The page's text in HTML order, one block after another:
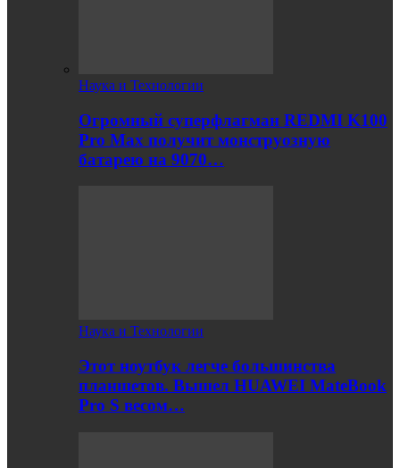
Наука и Технологии
Огромный суперфлагман REDMI K100
Pro Max получит монструозную
батарею на 9070…
Наука и Технологии
Этот ноутбук легче большинства
планшетов. Вышел HUAWEI MateBook
Pro S весом…